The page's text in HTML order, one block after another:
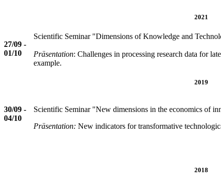
2021
27/09 -
01/10
Scientific Seminar "Dimensions of Knowledge and
Präsentation: Challenges in processing research data for
example.
2019
30/09 -
04/10
Scientific Seminar "New dimensions in the economics of
Präsentation: New indicators for transformative
2018